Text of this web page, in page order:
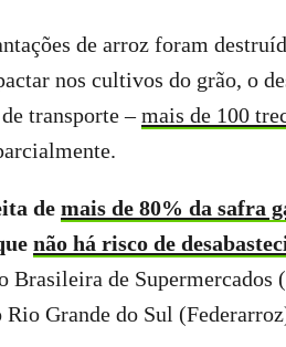
de arroz foram
nos cultivos do grão, o
transporte –mais de 100
de mais de 80% da safra
não há risco de
Brasileira de Supermercados
Grande do Sul